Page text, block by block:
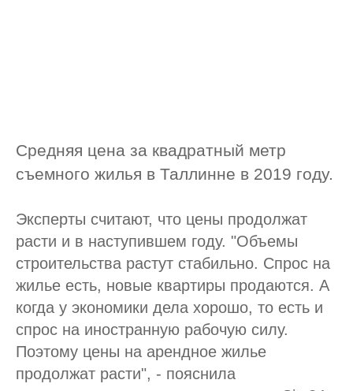
Средняя цена за квадратный метр
съемного жилья в Таллинне в 2019 году.
Эксперты считают, что цены продолжат
расти и в наступившем году. "Объемы
строительства растут стабильно. Спрос на
жилье есть, новые квартиры продаются. А
когда у экономики дела хорошо, то есть и
спрос на иностранную рабочую силу.
Поэтому цены на арендное жилье
продолжат расти", - пояснила